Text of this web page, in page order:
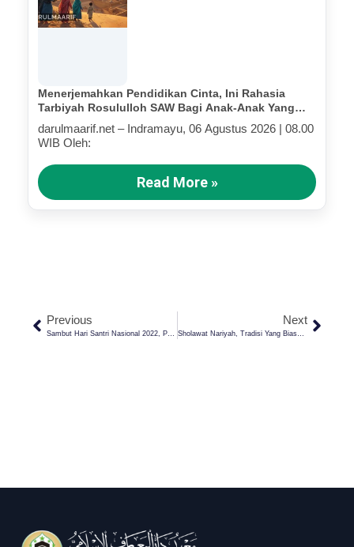
Menerjemahkan Pendidikan Cinta, Ini Rahasia
Tarbiyah Rosululloh SAW Bagi Anak-Anak Yang
Terluka (Bagian IV)
darulmaarif.net – Indramayu, 06 Agustus 2026 | 08.00
WIB Oleh:
Read More »
Previous
Sambut Hari Santri Nasional 2022, Pontren Darul Ma’arif Adakan Apel Upacara Hari Santri Nasional
Next
Sholawat Nariyah, Tradisi Yang Biasa Dibaca Santri Pondok Pesantren Darul Ma’arif Tiap Tahunnya